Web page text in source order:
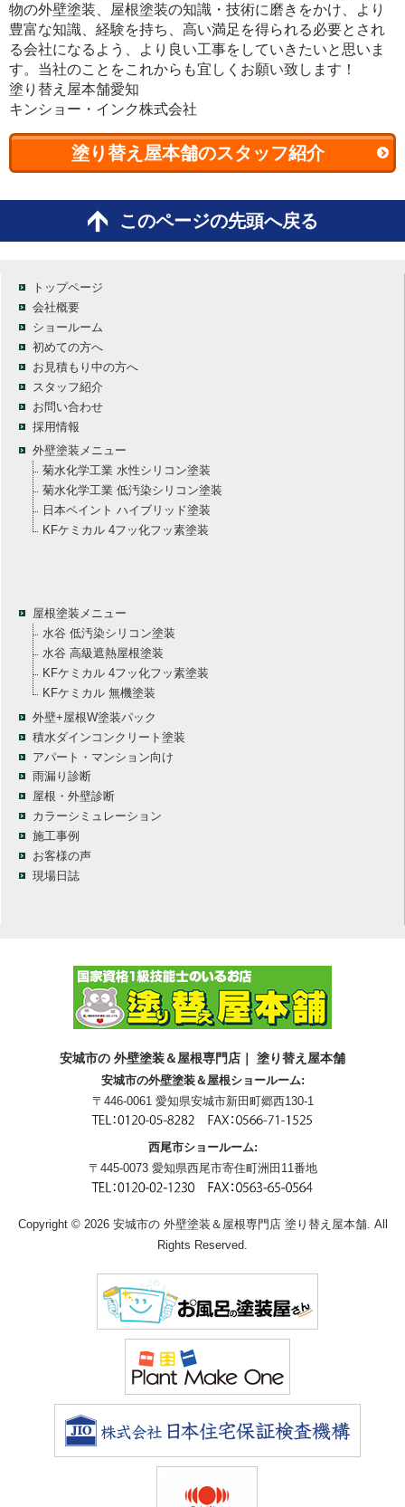
物の外壁塗装、屋根塗装の知識・技術に磨きをかけ、より
豊富な知識、経験を持ち、高い満足を得られる必要とされ
る会社になるよう、より良い工事をしていきたいと思いま
す。当社のことをこれからも宜しくお願い致します！
塗り替え屋本舗愛知
キンショー・インク株式会社
塗り替え屋本舗のスタッフ紹介
このページの先頭へ戻る
トップページ
会社概要
ショールーム
初めての方へ
お見積もり中の方へ
スタッフ紹介
お問い合わせ
採用情報
外壁塗装メニュー
菊水化学工業 水性シリコン塗装
菊水化学工業 低汚染シリコン塗装
日本ペイント ハイブリッド塗装
KFケミカル 4フッ化フッ素塗装
屋根塗装メニュー
水谷 低汚染シリコン塗装
水谷 高級遮熱屋根塗装
KFケミカル 4フッ化フッ素塗装
KFケミカル 無機塗装
外壁+屋根W塗装パック
積水ダインコンクリート塗装
アパート・マンション向け
雨漏り診断
屋根・外壁診断
カラーシミュレーション
施工事例
お客様の声
現場日誌
安城市の 外壁塗装＆屋根専門店｜ 塗り替え屋本舗
安城市の外壁塗装＆屋根ショールーム:
〒446-0061 愛知県安城市新田町郷西130-1
西尾市ショールーム:
〒445-0073 愛知県西尾市寄住町洲田11番地
Copyright © 2026 安城市の 外壁塗装＆屋根専門店 塗り替え屋本舗. All
Rights Reserved.